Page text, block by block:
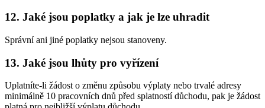
12. Jaké jsou poplatky a jak je lze uhradit
Správní ani jiné poplatky nejsou stanoveny.
13. Jaké jsou lhůty pro vyřízení
Uplatníte-li žádost o změnu způsobu výplaty nebo trvalé adresy
minimálně 10 pracovních dnů před splatností důchodu, pak je žádost